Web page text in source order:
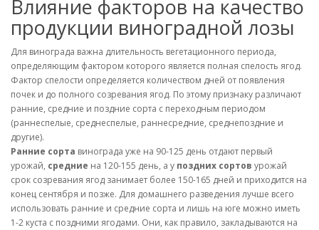
Влияние факторов на качество
продукции виноградной лозы
Для винограда важна длительность вегетационного периода,
определяющим фактором которого является полная спелость ягод.
Фактор спелости определяется количеством дней от появления
почек и до полного созревания ягод. По этому признаку различают
ранние, средние и поздние сорта с переходным периодом
(раннеспелые, среднеспелые, раннесредние, среднепоздние и
другие).
Ранние сорта винограда уже на 90-125 день отдают первый
урожай, средние на 120-155 день, а у поздних сортов урожай
срок созревания ягод занимает более 150-165 дней и приходится на
конец сентября и позже. Для домашнего разведения лучше всего
использовать ранние и средние сорта и лишь на юге можно иметь
1-2 куста с поздними ягодами. Они, как правило, закладываются на